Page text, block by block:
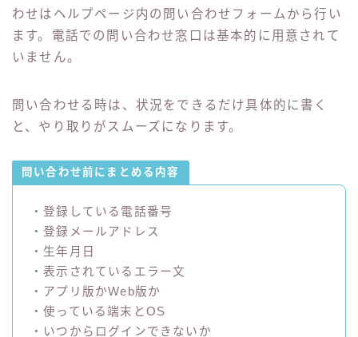
わせはヘルプページ内の問い合わせフォームから行い
ます。電話での問い合わせ窓口は基本的に用意されて
いません。
問い合わせる時は、状況をできるだけ具体的に書く
と、やり取りがスムーズになります。
問い合わせ前にまとめる内容
・登録している電話番号
・登録メールアドレス
・生年月日
・表示されているエラー文
・アプリ版かWeb版か
・使っている端末とOS
・いつからログインできないか